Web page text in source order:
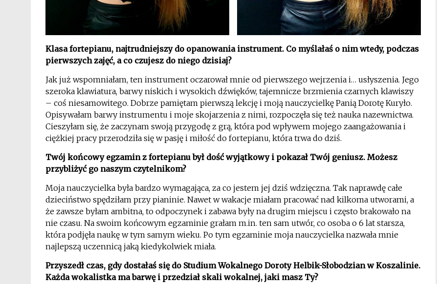
Klasa fortepianu, najtrudniejszy do opanowania instrument. Co myślałaś o nim wtedy, podczas
pierwszych zajęć, a co czujesz do niego dzisiaj?
Jak już wspomniałam, ten instrument oczarował mnie od pierwszego wejrzenia i… usłyszenia. Jego
szeroka klawiatura, barwy niskich i wysokich dźwięków, tajemnicze brzmienia czarnych klawiszy
– coś niesamowitego. Dobrze pamiętam pierwszą lekcję i moją nauczycielkę Panią Dorotę Kuryło.
Opisywałam barwy instrumentu i moje skojarzenia z nimi, rozpoczęła się też nauka nazewnictwa.
Cieszyłam się, że zaczynam swoją przygodę z grą, która pod wpływem mojego zaangażowania i
ciężkiej pracy przerodziła się w pasję i miłość do fortepianu, która trwa do dziś.
Twój końcowy egzamin z fortepianu był dość wyjątkowy i pokazał Twój geniusz. Możesz
przybliżyć go naszym czytelnikom?
Moja nauczycielka była bardzo wymagająca, za co jestem jej dziś wdzięczna. Tak naprawdę całe
dzieciństwo spędziłam przy pianinie. Nawet w wakacje miałam pracować nad kilkoma utworami, a
że zawsze byłam ambitna, to odpoczynek i zabawa były na drugim miejscu i często brakowało na
nie czasu. Na swoim końcowym egzaminie grałam m.in. ten sam utwór, co osoba o 6 lat starsza,
która podjęła naukę w tym samym wieku. Po tym egzaminie moja nauczycielka nazwała mnie
najlepszą uczennicą jaką kiedykolwiek miała.
Przyszedł czas, gdy dostałaś się do Studium Wokalnego Doroty Helbik-Słobodzian w Koszalinie.
Każda wokalistka ma barwę i przedział skali wokalnej, jaki masz Ty?